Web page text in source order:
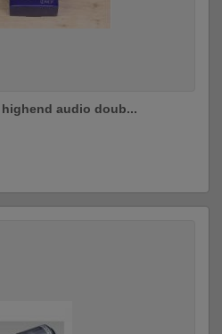
highend audio doub...